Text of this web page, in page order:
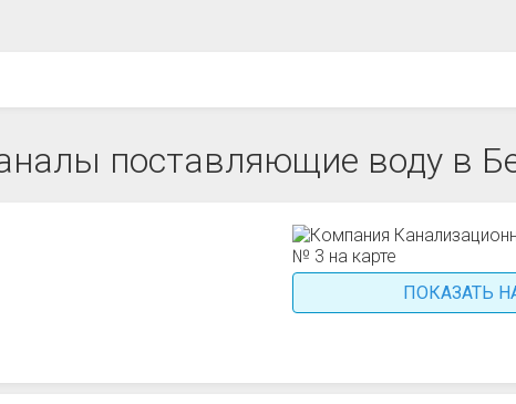
поставляющие воду в
ПОКАЗАТЬ